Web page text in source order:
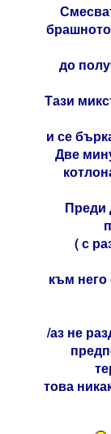
до
Тази
и се
Две
Преди
( с
към него
/аз не
това